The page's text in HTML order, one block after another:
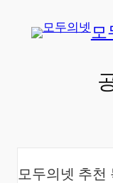
모
모두의넷 추천